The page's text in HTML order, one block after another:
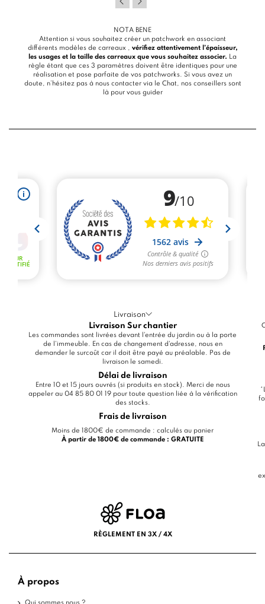
NOTA BENE
Attention si vous souhaitez créer un patchwork en associant
différents modèles de carreaux , vérifiez attentivement l’épaisseur,
les usages et la taille des carreaux que vous souhaitez associer. La
règle étant que ces 3 paramètres doivent être identiques pour une
réalisation et pose parfaite de vos patchworks. Si vous avez un
doute, n’hésitez pas à nous contacter via le Chat, nos conseillers sont
là pour vous guider
Livraison
Livraison Sur chantier
Les commandes sont livrées devant l'entrée du jardin ou à la porte
de l'immeuble. En cas de changement d'adresse, nous en
demander le surcoût car il doit être payé au préalable. Pas de
livraison le samedi.
Délai de livraison
Entre 10 et 15 jours ouvrés (si produits en stock). Merci de nous
appeler au 04 85 80 01 19 pour toute question liée à la vérification
des stocks.
Frais de livraison
Moins de 1800€ de commande : calculés au panier
À partir de 1800€ de commande : GRATUITE
RÈGLEMENT EN 3X / 4X
À propos
Qui sommes nous ?